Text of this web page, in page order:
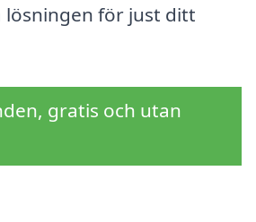
lösningen för just ditt
gratis och utan